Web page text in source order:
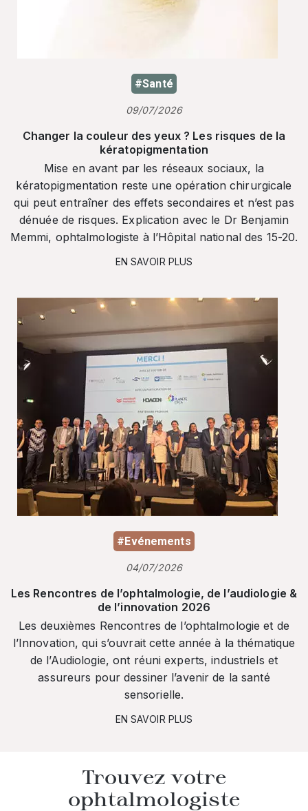
#Santé
09/07/2026
Changer la couleur des yeux ? Les risques de la
kératopigmentation
Mise en avant par les réseaux sociaux, la
kératopigmentation reste une opération chirurgicale
qui peut entraîner des effets secondaires et n’est pas
dénuée de risques. Explication avec le Dr Benjamin
Memmi, ophtalmologiste à l’Hôpital national des 15-20.
EN SAVOIR PLUS
#Evénements
04/07/2026
Les Rencontres de l’ophtalmologie, de l’audiologie &
de l’innovation 2026
Les deuxièmes Rencontres de l’ophtalmologie et de
l’Innovation, qui s’ouvrait cette année à la thématique
de l’Audiologie, ont réuni experts, industriels et
assureurs pour dessiner l’avenir de la santé
sensorielle.
EN SAVOIR PLUS
Trouvez votre
ophtalmologiste